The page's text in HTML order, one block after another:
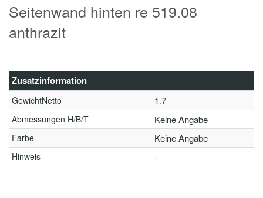
Seitenwand hinten re 519.08
anthrazit
Zusatzinformation
GewichtNetto 1.7
Abmessungen H/B/T Keine Angabe
Farbe Keine Angabe
Hinweis -